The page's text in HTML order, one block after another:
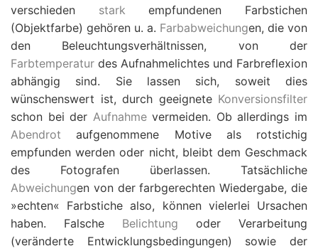
verschieden stark empfundenen Farbstichen
(Objektfarbe) gehören u. a. Farbabweichungen, die von
den Beleuchtungsverhältnissen, von der
Farbtemperatur des Aufnahmelichtes und Farbreflexion
abhängig sind. Sie lassen sich, soweit dies
wünschenswert ist, durch geeignete Konversionsfilter
schon bei der Aufnahmevermeiden. Ob allerdings im
Abendrot aufgenommene Motive als rotstichig
empfunden werden oder nicht, bleibt dem Geschmack
des Fotografen überlassen. Tatsächliche
Abweichungen von der farbgerechten Wiedergabe, die
»echten« Farbstiche also, können vielerlei Ursachen
haben. Falsche Belichtung oder Verarbeitung
(veränderte Entwicklungsbedingungen) sowie der